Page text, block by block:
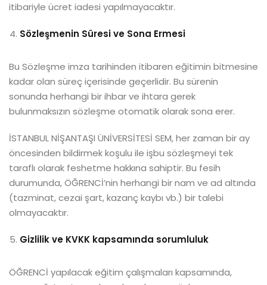
itibariyle ücret iadesi yapılmayacaktır.
Sözleşmenin Süresi ve Sona Ermesi
Bu Sözleşme imza tarihinden itibaren eğitimin bitmesine
kadar olan süreç içerisinde geçerlidir. Bu sürenin
sonunda herhangi bir ihbar ve ihtara gerek
bulunmaksızın sözleşme otomatik olarak sona erer.
İSTANBUL NİŞANTAŞI ÜNİVERSİTESİ SEM, her zaman bir ay
öncesinden bildirmek koşulu ile işbu sözleşmeyi tek
taraflı olarak feshetme hakkına sahiptir. Bu fesih
durumunda, ÖĞRENCİ’nin herhangi bir nam ve ad altında
(tazminat, cezai şart, kazanç kaybı vb.) bir talebi
olmayacaktır.
Gizlilik ve KVKK kapsamında sorumluluk
ÖĞRENCİ yapılacak eğitim çalışmaları kapsamında,